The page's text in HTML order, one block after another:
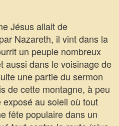
Jésus allait de
Nazareth, il vint dans la
un peuple nombreux
aussi dans le voisinage de
une partie du sermon
de cette montagne, à peu
au soleil où tout
fête populaire dans un